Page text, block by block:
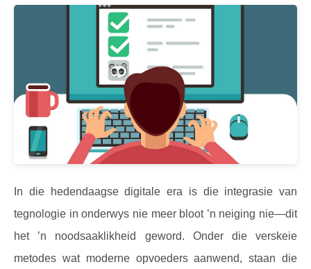
In die hedendaagse digitale era is die integrasie van
tegnologie in onderwys nie meer bloot ’n neiging nie—dit
het ’n noodsaaklikheid geword. Onder die verskeie
metodes wat moderne opvoeders aanwend, staan die